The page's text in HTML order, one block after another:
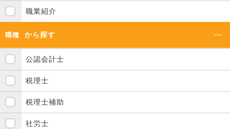
職業紹介
職種 から探す
公認会計士
税理士
税理士補助
社労士